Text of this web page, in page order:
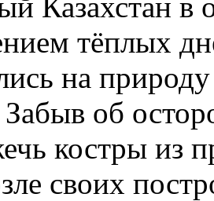
тёплых
на
Забыв об
костры из
своих